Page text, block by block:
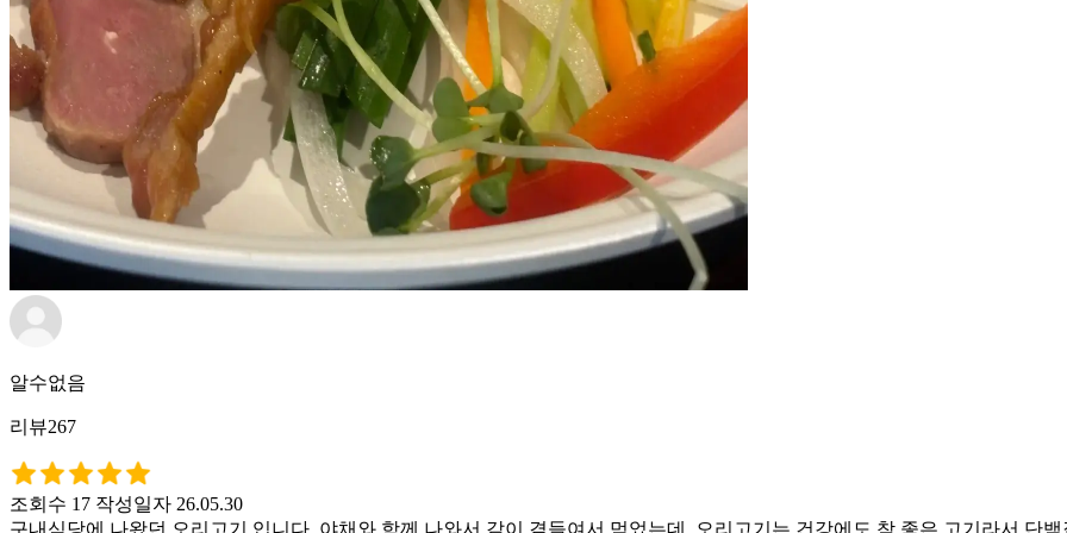
알수없음
리뷰267
조회수 17 작성일자 26.05.30
구내식당에 나왔던 오리고기 입니다. 야채와 함께 나와서 같이 곁들여서 먹었는데, 오리고기는 건강에도 참 좋은 고기라서 단